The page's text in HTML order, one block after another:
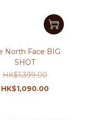
North Face BIG
SHOT
HK$1,399.00
HK$1,090.00